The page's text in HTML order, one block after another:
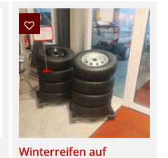
Produkt
weist
mehrere
Varianten
auf.
können
Winterreifen auf